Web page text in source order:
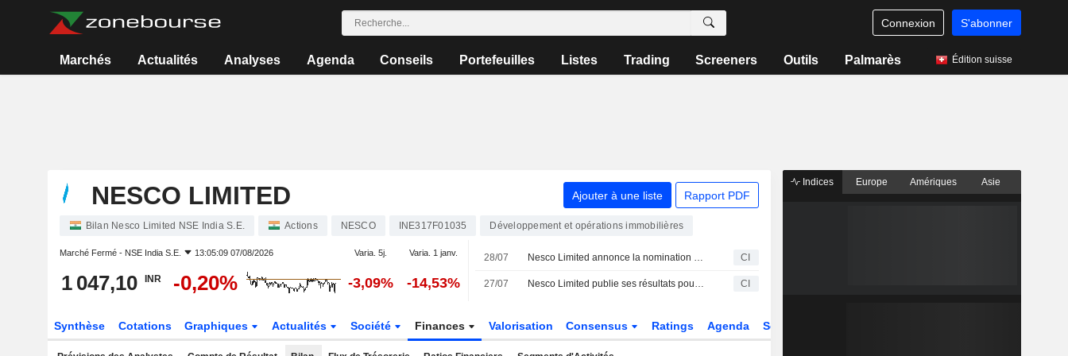
Connexion S'abonner
Marchés Actualités Analyses Agenda Conseils Portefeuilles Listes Trading Screeners Outils Palmarès Édition suisse
NESCO LIMITED Ajouter à une liste Rapport PDF
Bilan Nesco Limited NSE India S.E. Actions NESCO INE317F01035 Développement et opérations immobilières
Marché Fermé - NSE India S.E. 13:05:09 07/08/2026 Varia. 5j. Varia. 1 janv.
1 047,10 INR -0,20% -3,09% -14,53%
28/07 Nesco Limited annonce la nomination d'Ashish Joshi au poste de directeur des achats et des contrats, à compter du 28 juillet 2026 CI
27/07 Nesco Limited publie ses résultats pour le premier trimestre clos le 30 juin 2026 CI
Synthèse Cotations Graphiques Actualités Société Finances Valorisation Consensus Ratings Agenda Secteur
Indices Europe Amériques Asie